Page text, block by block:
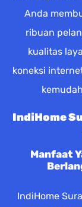
Anda
ribuan
kualitas
koneksi
IndiHome
Manfaat
IndiHome